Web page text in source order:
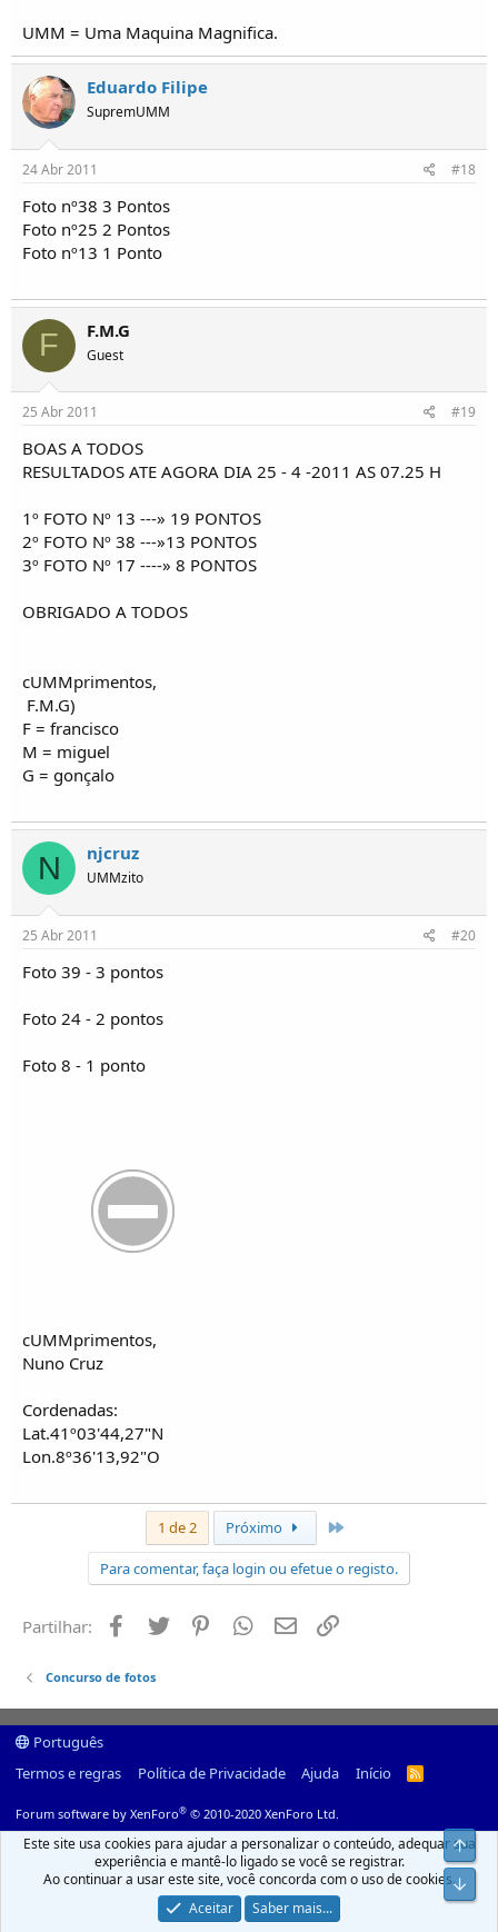
UMM = Uma Maquina Magnifica.
Eduardo Filipe
SupremUMM
24 Abr 2011 #18
Foto nº38 3 Pontos
Foto nº25 2 Pontos
Foto nº13 1 Ponto
F F.M.G
Guest
25 Abr 2011 #19
BOAS A TODOS
RESULTADOS ATE AGORA DIA 25 - 4 -2011 AS 07.25 H
1º FOTO Nº 13 ---» 19 PONTOS
2º FOTO Nº 38 ---»13 PONTOS
3º FOTO Nº 17 ----» 8 PONTOS
OBRIGADO A TODOS
cUMMprimentos,
F.M.G)
F = francisco
M = miguel
G = gonçalo
N njcruz
UMMzito
25 Abr 2011 #20
Foto 39 - 3 pontos
Foto 24 - 2 pontos
Foto 8 - 1 ponto
cUMMprimentos,
Nuno Cruz
Cordenadas:
Lat.41º03'44,27"N
Lon.8º36'13,92"O
1 de 2 Próximo
Para comentar, faça login ou efetue o registo.
Partilhar: Facebook
Twitter PinterestWhatsapp
Email
Concurso de fotos
Português
Termos e regras
Política de Privacidade Ajuda Início
R
Forum software by XenForo® © 2010-2020 XenForo Ltd.
Este site usa cookies para ajudar a personalizar o conteúdo, adequar sua
experiência e mantê-lo ligado se você se registrar.
Ao continuar a usar este site, você concorda com o uso de cookies.
Aceitar
Saber mais...
Top